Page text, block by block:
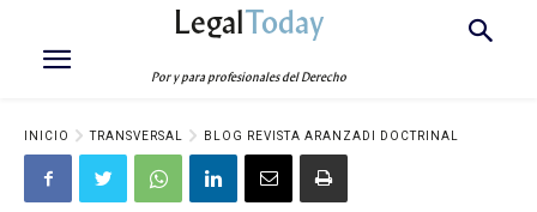
LegalToday
Por y para profesionales del Derecho
INICIO TRANSVERSAL BLOG REVISTA ARANZADI DOCTRINAL